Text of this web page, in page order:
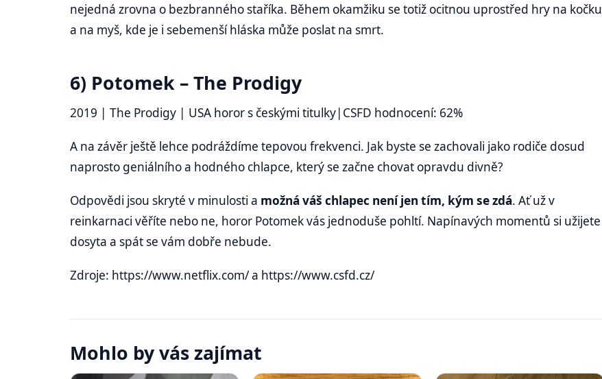
nejedná zrovna o bezbranného staříka. Během okamžiku se totiž ocitnou uprostřed hry na kočku
a na myš, kde je i sebemenší hláska může poslat na smrt.
6) Potomek – The Prodigy
2019 | The Prodigy | USA horor s českými titulky|CSFD hodnocení: 62%
A na závěr ještě lehce podráždíme tepovou frekvenci. Jak byste se zachovali jako rodiče dosud
naprosto geniálního a hodného chlapce, který se začne chovat opravdu divně?
Odpovědi jsou skryté v minulosti a možná váš chlapec není jen tím, kým se zdá. Ať už v
reinkarnaci věříte nebo ne, horor Potomek vás jednoduše pohltí. Napínavých momentů si užijete
dosyta a spát se vám dobře nebude.
Zdroje: https://www.netflix.com/ a https://www.csfd.cz/
Mohlo by vás zajímat